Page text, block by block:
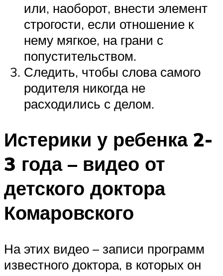
или, наоборот, внести элемент
строгости, если отношение к
нему мягкое, на грани с
попустительством.
Следить, чтобы слова самого
родителя никогда не
расходились с делом.
Истерики у ребенка 2-
3 года – видео от
детского доктора
Комаровского
На этих видео – записи программ
известного доктора, в которых он